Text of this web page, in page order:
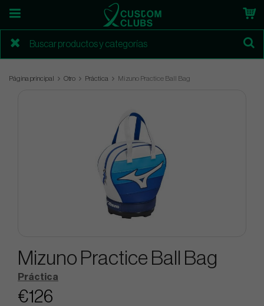
Página principal Otro Práctica Mizuno Practice Ball Bag
Mizuno Practice Ball Bag
Práctica
€126